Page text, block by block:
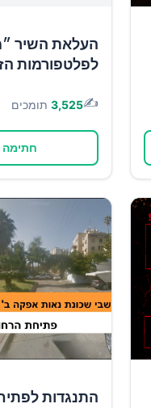
העלאת השיר
לפלטפורמות
✍️
3,525 תומכים
חתימה
התנגדות